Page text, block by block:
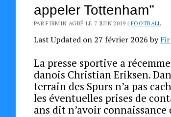
appeler Tottenham’’
PAR FIRMIN AGBÉ LE 7 JUIN 2019 | FOOTBALL
Last Updated on 27 février 2026 by
La presse sportive a
danois Christian Eriksen.
terrain des Spurs n’a pas
les éventuelles prises de
ans dit n’avoir